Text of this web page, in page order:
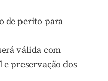
de perito para
válida com
preservação dos